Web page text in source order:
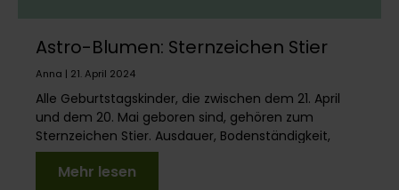
Astro-Blumen: Sternzeichen Stier
Anna | 21. April 2024
Alle Geburtstagskinder, die zwischen dem 21. April
und dem 20. Mai geboren sind, gehören zum
Sternzeichen Stier. Ausdauer, Bodenständigkeit,
Zuverläss...
Mehr lesen